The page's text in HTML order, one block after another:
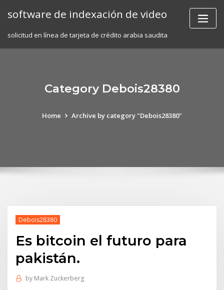
software de indexación de video
solicitud en línea de tarjeta de crédito arabia saudita
Category Debois28380
Home Archive by category "Debois28380"
Debois28380
Es bitcoin el futuro para
pakistán.
by Mark Zuckerberg